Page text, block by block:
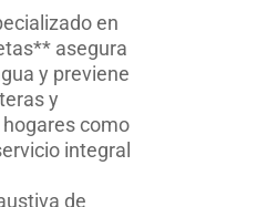
en
asegura
y previene
y
como
integral
de